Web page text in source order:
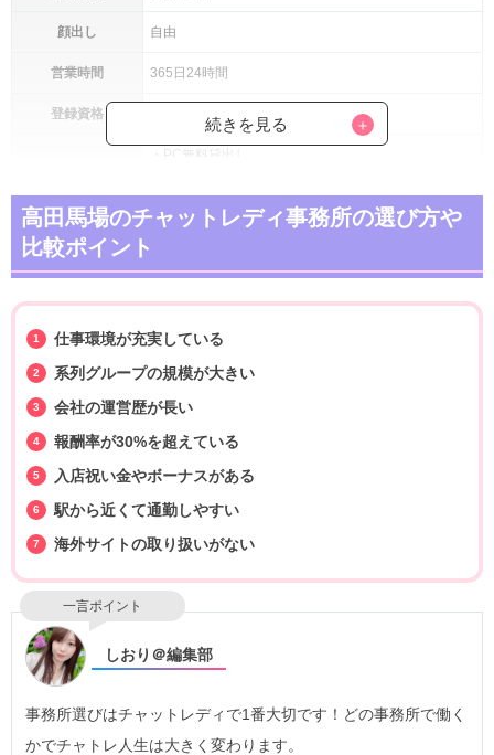
顔出し 自由
営業時間 365日24時間
登録資格 18歳以上の女性
待遇・環境
・PC無料貸出し
・衣装貸出
・プライバシー対策あり
・未経験者歓迎
・前払いOK
・週払いOK
・現金払いOK
・入店祝い金
・友達紹介ボーナス
・料率アップ
・皆勤賞ボーナス
続きを見る
高田馬場のチャットレディ事務所の選び方や
比較ポイント
仕事環境が充実している
系列グループの規模が大きい
会社の運営歴が長い
報酬率が30%を超えている
入店祝い金やボーナスがある
駅から近くて通勤しやすい
海外サイトの取り扱いがない
一言ポイント
しおり＠編集部
事務所選びはチャットレディで1番大切です！どの事務所で働く
かでチャトレ人生は大きく変わります。